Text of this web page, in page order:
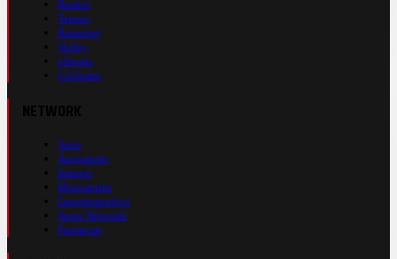
Basket
Tennis
Running
Volley
eSports
Ciclismo
Auto
Autosprint
Inmoto
Motosprint
Guerinsportivo
Sport Network
Fantacup